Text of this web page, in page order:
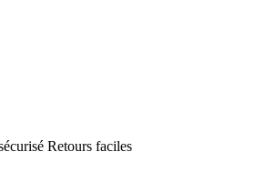
Retours faciles